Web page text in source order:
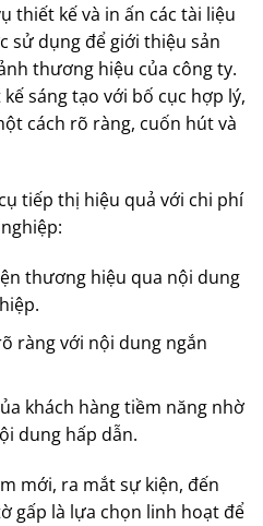
thiết kế và in ấn các tài liệu
sử dụng để giới thiệu sản
thương hiệu của công ty.
sáng tạo với bố cục hợp lý,
cách rõ ràng, cuốn hút và
tiếp thị hiệu quả với chi phí
thương hiệu qua nội dung
ràng với nội dung ngắn
khách hàng tiềm năng nhờ
dung hấp dẫn.
mới, ra mắt sự kiện, đến
gấp là lựa chọn linh hoạt để